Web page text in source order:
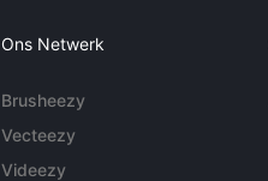
Ons Netwerk
Brusheezy
Vecteezy
Videezy